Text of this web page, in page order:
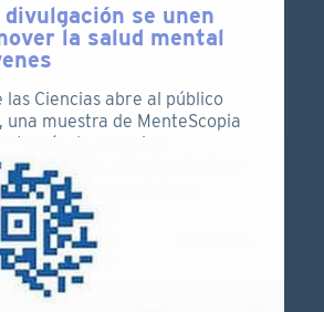
se unen
la salud mental
las Ciencias abre al público
una muestra de MenteScopia
través de espacios
prevención, el tratamiento y
de las enfermedades …
2023